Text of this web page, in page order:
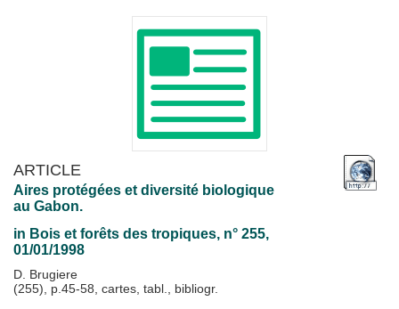
ARTICLE
Aires protégées et diversité biologique
au Gabon.
in Bois et forêts des tropiques, n° 255,
01/01/1998
D. Brugiere
(255), p.45-58, cartes, tabl., bibliogr.